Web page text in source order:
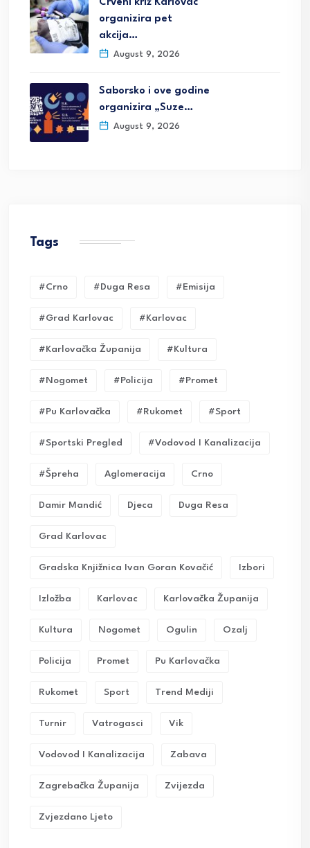
Crveni križ Karlovac
organizira pet
akcija…
August 9, 2026
Saborsko i ove godine
organizira „Suze…
August 9, 2026
Tags
#crno #duga Resa #emisija
#grad Karlovac #karlovac
#karlovačka Županija #kultura
#nogomet #policija #promet
#pu Karlovačka #rukomet #sport
#sportski Pregled #vodovod I Kanalizacija
#Špreha Aglomeracija Crno
Damir Mandić Djeca Duga Resa
Grad Karlovac
Gradska Knjižnica Ivan Goran Kovačić Izbori
Izložba Karlovac Karlovačka Županija
Kultura Nogomet Ogulin Ozalj
Policija Promet Pu Karlovačka
Rukomet Sport Trend Mediji
Turnir Vatrogasci Vik
Vodovod I Kanalizacija Zabava
Zagrebačka Županija Zvijezda
Zvjezdano Ljeto